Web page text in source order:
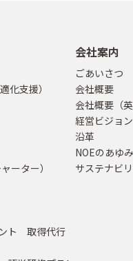
化支援）
ーター）
ト 取得代行
会社案内
ごあいさつ
会社概要
会社概要（英
経営ビジョン
沿革
NOEのあゆみ
サステナビ